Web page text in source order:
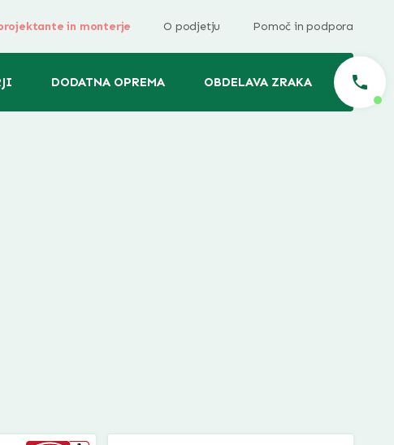
DODATNA OPREMA OBDELAVA ZRAKA
in monterje O podjetju Pomoč in podpora